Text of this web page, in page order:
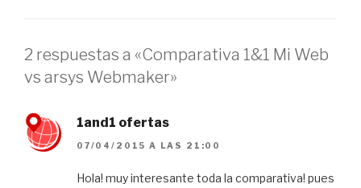
2 respuestas a «Comparativa 1&1 Mi Web
vs arsys Webmaker»
1and1 ofertas
07/04/2015 A LAS 21:00
Hola! muy interesante toda la comparativa! pues